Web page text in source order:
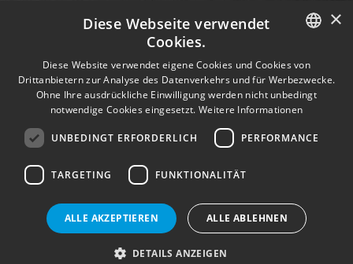
+34 91 833 98 86
sat@exkalsa.com
Kundendienst
postventa@exkalsa.com
© Exkal 2026. All Rights Reserved.
Privacy Policy |Cookies Policy
SPANISH
ENGLISH
FRENCH
GERMAN
×
Diese Webseite verwendet
Cookies.
Diese Website verwendet eigene Cookies und Cookies von
Drittanbietern zur Analyse des Datenverkehrs und für Werbezwecke.
Ohne Ihre ausdrückliche Einwilligung werden nicht unbedingt
notwendige Cookies eingesetzt. Weitere Informationen
UNBEDINGT ERFORDERLICH PERFORMANCE
TARGETING FUNKTIONALITÄT
ALLE AKZEPTIEREN ALLE ABLEHNEN
DETAILS ANZEIGEN